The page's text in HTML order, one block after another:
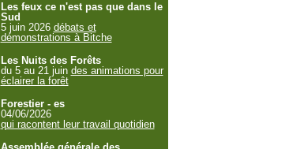
Les feux ce n'est pas que dans le
Sud
5 juin 2026 débats et
démonstrations à Bitche
Les Nuits des Forêts
du 5 au 21 juin des animations pour
éclairer la forêt
Forestier - es
04/06/2026
qui racontent leur travail quotidien